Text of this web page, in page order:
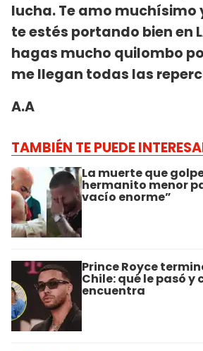
lucha. Te amo muchísimo
te estés portando bien en
hagas mucho quilombo
me llegan todas las
A.A
TAMBIÉN TE PUEDE
La muerte que
hermanito menor
vacío enorme”
Prince Royce
Chile: qué le pasó y
encuentra